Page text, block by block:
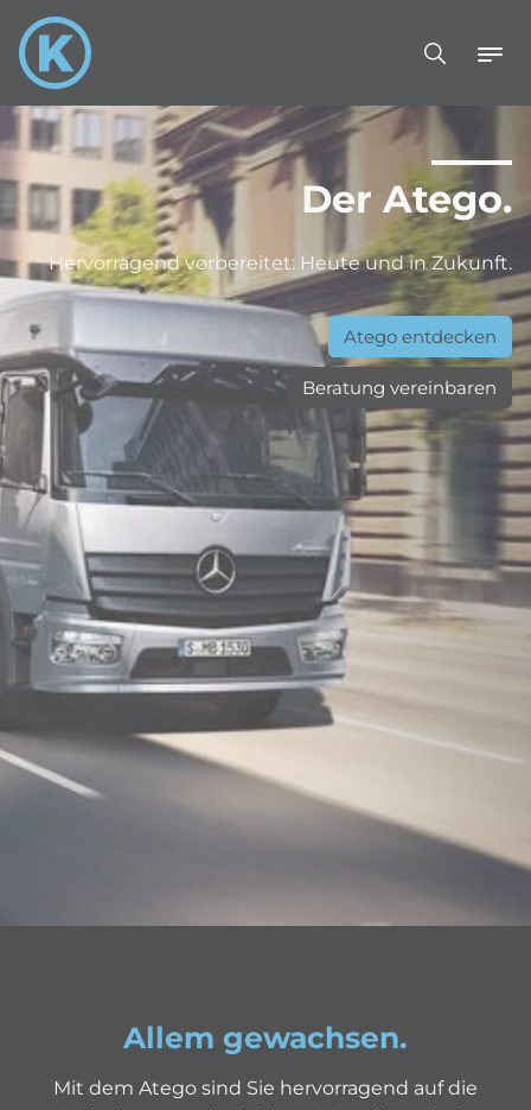
Der Atego.
Hervorragend vorbereitet: Heute und in Zukunft.
Atego entdecken
Beratung vereinbaren
Allem gewachsen.
Mit dem Atego sind Sie hervorragend auf die